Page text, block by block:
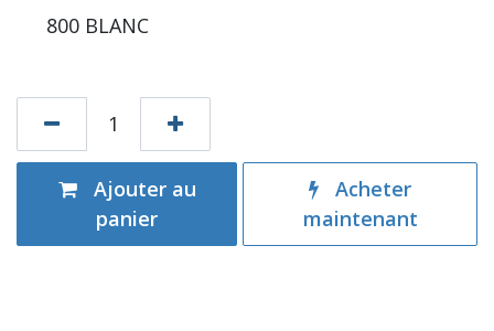
800 BLANC
Ajouter au
panier
Acheter
maintenant